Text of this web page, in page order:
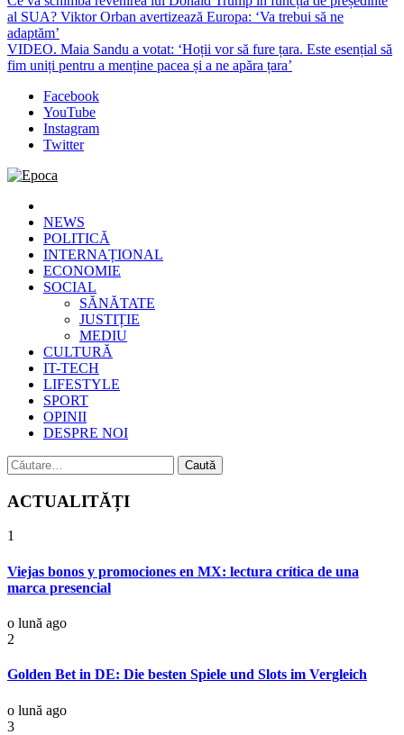
al SUA? Viktor Orban avertizează Europa: ‘Va trebui să ne
adaptăm’
VIDEO. Maia Sandu a votat: ‘Hoții vor să fure țara. Este esențial să
fim uniți pentru a menține pacea și a ne apăra țara’
Facebook
YouTube
Instagram
Twitter
Epoca
Cele mai noi știri online din România
NEWS
POLITICĂ
INTERNAȚIONAL
ECONOMIE
SOCIAL
SĂNĂTATE
JUSTIȚIE
MEDIU
CULTURĂ
IT-TECH
LIFESTYLE
SPORT
OPINII
DESPRE NOI
Caută
după:
ACTUALITĂȚI
1
Viejas bonos y promociones en MX: lectura crítica de una
marca presencial
o lună ago
2
Golden Bet in DE: Die besten Spiele und Slots im Vergleich
o lună ago
3